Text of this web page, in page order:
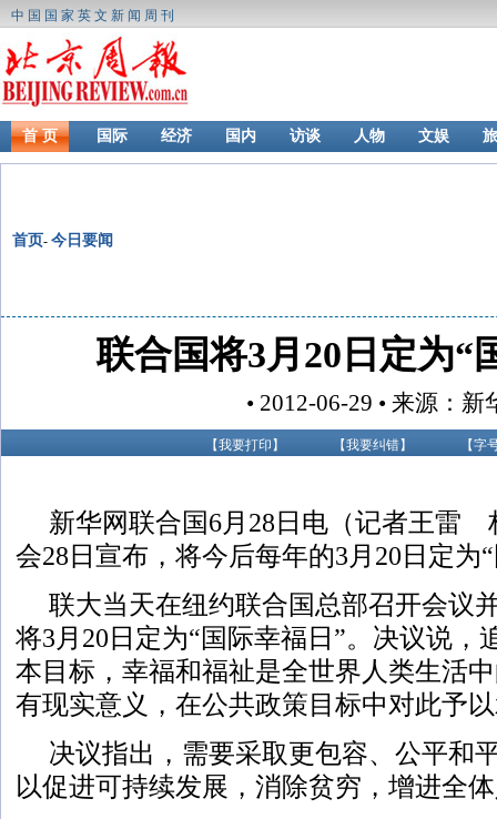
中国国家英文新闻周刊
首 页 国际 经济 国内 访谈 人物 文娱
首页- 今日要闻
联合国将3月20日定为“
• 2012-06-29 • 来源：新
【我要打印 】 【我要纠错】 【字
新华网联合国6月28日电（记者王雷
会28日宣布，将今后每年的3月20日定为
联大当天在纽约联合国总部召开会议
将3月20日定为“国际幸福日”。决议说，
本目标，幸福和福祉是全世界人类生活
有现实意义，在公共政策目标中对此予
决议指出，需要采取更包容、公平和
以促进可持续发展，消除贫穷，增进全